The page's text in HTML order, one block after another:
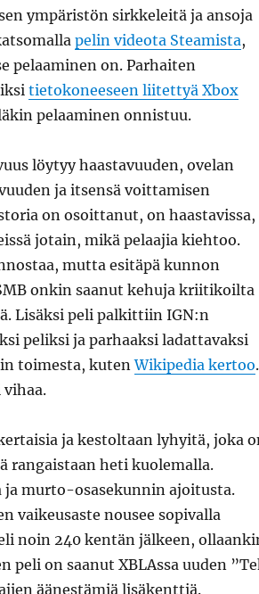
ympäristön sirkkeleitä ja ansoja
pelin videota Steamista,
pelaaminen on. Parhaiten
tietokoneeseen liitettyä Xbox
pelaaminen onnistuu.
löytyy haastavuuden, ovelan
ja itsensä voittamisen
on osoittanut, on haastavissa,
jotain, mikä pelaajia kiehtoo.
mutta esitäpä kunnon
onkin saanut kehuja kriitikoilta
Lisäksi peli palkittiin IGN:n
peliksi ja parhaaksi ladattavaksi
toimesta, kutenWikipedia kertoo.
ja kestoltaan lyhyitä, joka
rangaistaan heti kuolemalla.
murto-osasekunnin ajoitusta.
vaikeusaste nousee sopivalla
noin 240 kentän jälkeen,
peli on saanut XBLAssa uuden
äänestämiä lisäkenttiä.